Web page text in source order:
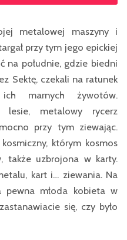
metalowej maszyny i
przy tym jego epickiej
na południe, gdzie biedni
Sektę, czekali na ratunek
marnych żywotów.
lesie, metalowy rycerz
przy tym ziewając.
którym kosmos
także uzbrojona w karty.
kart i… ziewania. Na
pewna młoda kobieta w
się, czy było